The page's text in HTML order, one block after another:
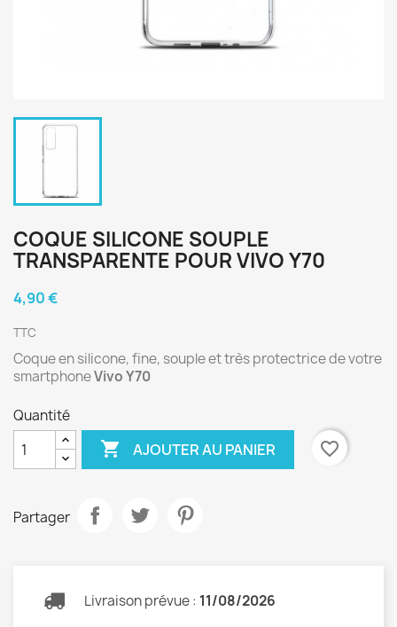
COQUE SILICONE SOUPLE
TRANSPARENTE POUR VIVO Y70
4,90 €
TTC
Coque en silicone, fine, souple et très protectrice de votre
smartphoneVivo Y70
Quantité
 AJOUTER AU PANIER favorite_border
Partager
Livraison prévue : 11/08/2026